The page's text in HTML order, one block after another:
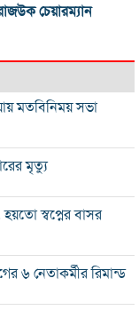
চেয়ারম্যান
মতবিনিময় সভা
মৃত্যু
স্বপ্নের বাসর
৬ নেতাকর্মীর রিমান্ড